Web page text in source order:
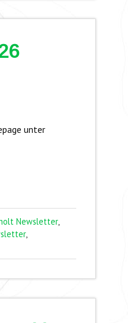
unter
Newsletter,
,